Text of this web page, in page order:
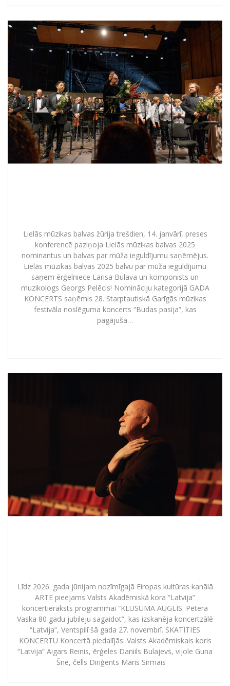
Lielās mūzikas balvas žūrija trešdien, 14. janvārī, preses
konferencē paziņoja Lielās mūzikas balvas 2025
nominantus un balvas par mūža ieguldījumu saņēmējus.
Lielās mūzikas balvas 2025 balvu par mūža ieguldījumu
saņem ērģelniece Larisa Bulava un komponists un
muzikologs Georgs Pelēcis! Nomināciju kategorijā GADA
KONCERTS saņēmis 28. Starptautiskā Garīgās mūzikas
festivāla noslēguma koncerts “Budas pasija”, kas
pagājušā…
Līdz 2026. gada jūnijam nozīmīgajā Eiropas kultūras kanālā
ARTE pieejams Valsts Akadēmiskā kora “Latvija”
koncertieraksts programmai “KLUSUMA AUGLIS. Pētera
Vaska 80 gadu jubileju sagaidot”, kas izskanēja koncertzālē
“Latvija”, Ventspilī šā gada 27. novembrī. SKATĪTIES
KONCERTU Koncertā piedalījās: Valsts Akadēmiskais koris
“Latvija” Aigars Reinis, ērģeles Daniils Bulajevs, vijole Guna
Šnē, čells Diriģents Māris Sirmais